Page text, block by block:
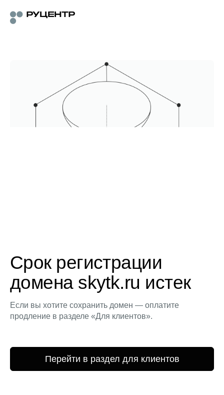
Срок регистрации
домена skytk.ru истек
Если вы хотите сохранить домен — оплатите
продление в разделе «Для клиентов».
Перейти в раздел для клиентов